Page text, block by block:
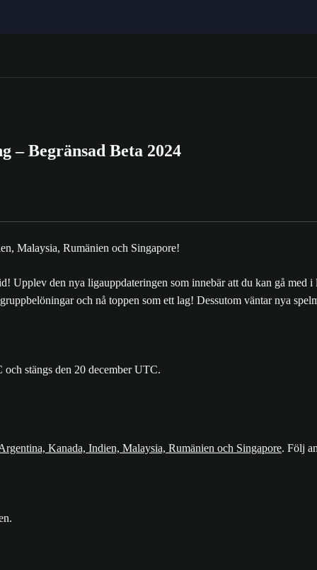
Begränsad Beta 2024
Malaysia, Rumänien och Singapore!
den nya ligauppdateringen som innebär att du kan gå med
och nå toppen som ett lag! Dessutom väntar nya
stängs den 20 december UTC.
Kanada, Indien, Malaysia, Rumänien och Singapore. Följ